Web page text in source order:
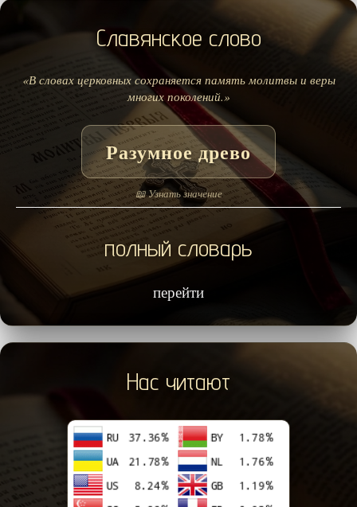
Славянское слово
«В словах церковных сохраняется память молитвы и веры
многих поколений.»
Разумное древо
📖 Узнать значение
полный словарь
перейти
Нас читают